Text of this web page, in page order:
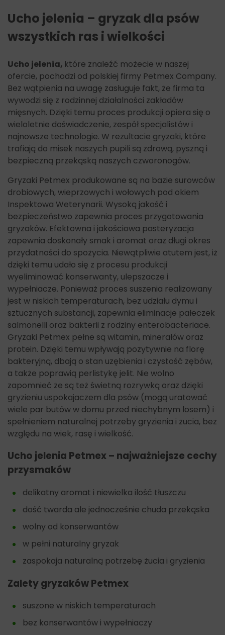
Ucho jelenia – gryzak dla psów
wszystkich ras i wielkości
Ucho jelenia, które znaleźć możecie w naszej
ofercie, pochodzi od polskiej firmy Petmex Company.
Bez wątpienia na uwagę zasługuje fakt, że firma ta
wywodzi się z rodzinnej działalności zakładów
mięsnych. Dzięki temu proces produkcji opiera się o
wieloletnie doświadczenie, zespół specjalistów i
najnowsze technologie. W rezultacie gryzaki, które
trafiają do misek naszych pupili są zdrową, pyszną i
bezpieczną przekąską naszych czworonogów.
Gryzaki Petmex produkowane są na bazie surowców
drobiowych, wieprzowych i wołowych pod okiem
Inspektowa Weterynarii. Wysoką jakość i
bezpieczeństwo zapewnia proces przygotowania
gryzaków. Efektowna i jakościowa pasteryzacja
zapewnia doskonały smak i aromat oraz długi okres
przydatności do spożycia. Niewątpliwie atutem jest, iż
dzięki temu udało się z procesu produkcji
wyeliminować konserwanty, ulepszacze i
wypełniacze. Ponieważ proces suszenia realizowany
jest w niskich temperaturach, bez udziału dymu i
sztucznych substancji, zapewnia eliminacje pałeczek
salmonelli oraz bakterii z rodziny enterobacteriace.
Gryzaki Petmex pełne są witamin, minerałów oraz
protein. Dzięki temu wpływają pozytywnie na florę
bakteryjną, dbają o stan uzębienia i czystość zębów,
a także poprawią perlistykę jelit. Nie wolno
zapomnieć że są też świetną rozrywką oraz dzięki
gryzieniu uspokajaczem dla psów (mogą uratować
wiele par butów w domu przed niechybnym losem) i
spełnieniem naturalnej potrzeby gryzienia i żucia, bez
względu na wiek, rasę i wielkość.
Ucho jelenia Petmex – najważniejsze cechy
przysmaków
delikatny aromat i niewielka ilość tłuszczu
dość twarda ale jednocześnie chuda przekąska
wolny od konserwantów
w pełni naturalny gryzak
zaspokaja naturalną potrzebę żucia i gryzienia
Zalety gryzaków Petmex
suszone w niskich temperaturach
bez konserwantów i wypełniaczy